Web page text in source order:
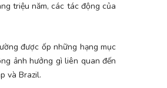
triệu năm, các tác động của
được ốp những hạng mục
ảnh hưởng gì liên quan đến
và Brazil.